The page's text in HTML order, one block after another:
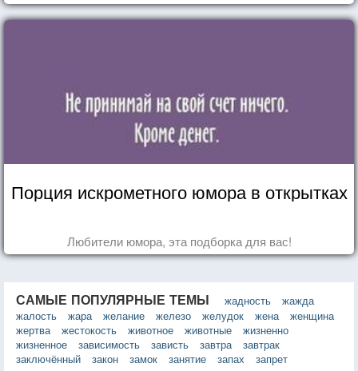
Порция искрометного юмора в открытках
Любители юмора, эта подборка для вас!
САМЫЕ ПОПУЛЯРНЫЕ ТЕМЫ жадность
жажда
жалость
жара желание железо желудок жена
женщина
жертва
жестокость животное животные
жизненно
жизненное
зависимость зависть завтра
завтрак
заключённый
закон замок занятие запах
запрет